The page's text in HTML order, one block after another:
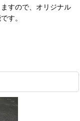
すので、オリジナル
す。